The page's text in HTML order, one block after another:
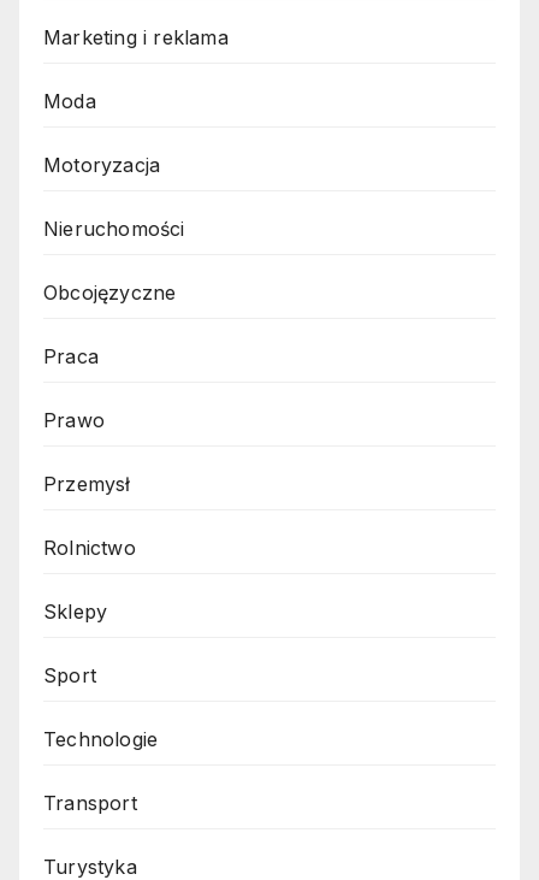
Marketing i reklama
Moda
Motoryzacja
Nieruchomości
Obcojęzyczne
Praca
Prawo
Przemysł
Rolnictwo
Sklepy
Sport
Technologie
Transport
Turystyka